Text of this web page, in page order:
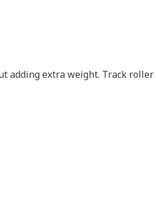
adding extra weight. Track